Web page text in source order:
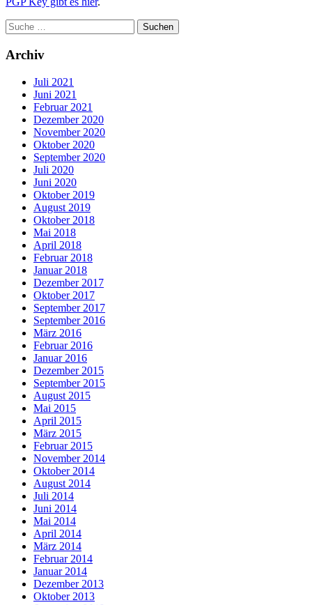
Archiv
Juli 2021
Juni 2021
Februar 2021
Dezember 2020
November 2020
Oktober 2020
September 2020
Juli 2020
Juni 2020
Oktober 2019
August 2019
Oktober 2018
Mai 2018
April 2018
Februar 2018
Januar 2018
Dezember 2017
Oktober 2017
September 2017
September 2016
März 2016
Februar 2016
Januar 2016
Dezember 2015
September 2015
August 2015
Mai 2015
April 2015
März 2015
Februar 2015
November 2014
Oktober 2014
August 2014
Juli 2014
Juni 2014
Mai 2014
April 2014
März 2014
Februar 2014
Januar 2014
Dezember 2013
Oktober 2013